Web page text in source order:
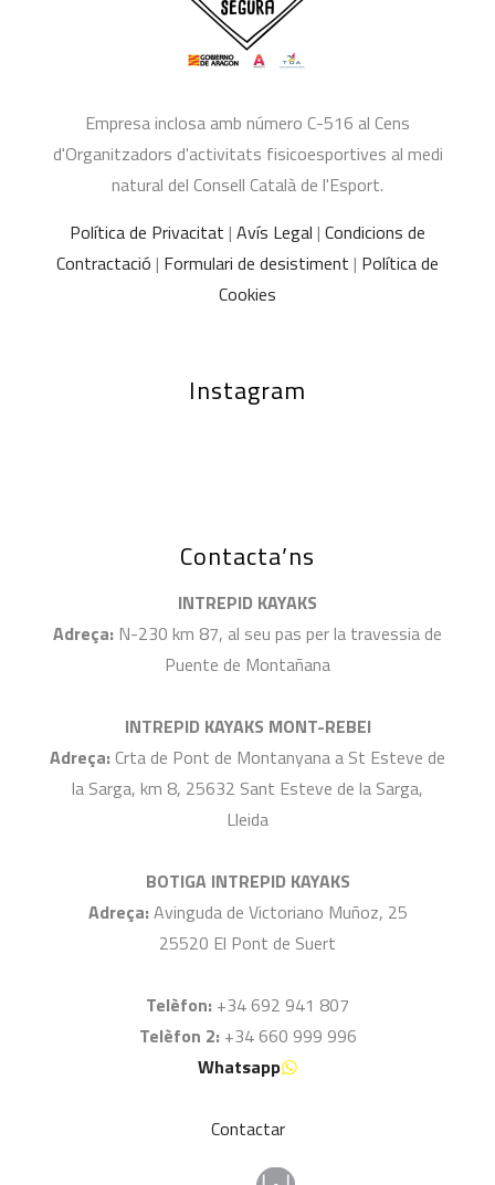
Empresa inclosa amb número C-516 al Cens
d'Organitzadors d'activitats fisicoesportives al medi
natural del Consell Català de l'Esport.
Política de Privacitat | Avís Legal | Condicions de
Contractació | Formulari de desistiment | Política de
Cookies
Instagram
Contacta’ns
INTREPID KAYAKS
Adreça: N-230 km 87, al seu pas per la travessia de
Puente de Montañana
INTREPID KAYAKS MONT-REBEI
Adreça: Crta de Pont de Montanyana a St Esteve de
la Sarga, km 8, 25632 Sant Esteve de la Sarga,
Lleida
BOTIGA INTREPID KAYAKS
Adreça: Avinguda de Victoriano Muñoz, 25
25520 El Pont de Suert
Telèfon: +34 692 941 807
Telèfon 2: +34 660 999 996
Whatsapp
Contactar